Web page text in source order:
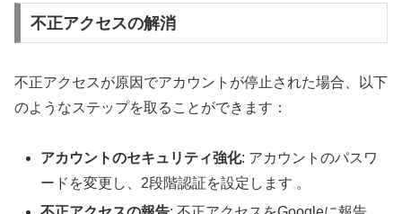
不正アクセスの解消
不正アクセスが原因でアカウントが停止された場合、以下
のようなステップを取ることができます：
アカウントのセキュリティ強化: アカウントのパスワ
ードを変更し、2段階認証を設定します 。